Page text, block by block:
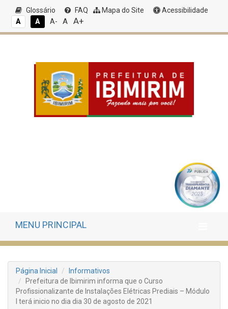
Glossário FAQ Mapa do Site
Acessibilidade
A
A A- A A+
MENU PRINCIPAL
Página Inicial
Informativos
Prefeitura de Ibimirim informa que o Curso
Profissionalizante de Instalações Elétricas Prediais – Módulo
I terá inicio no dia dia 30 de agosto de 2021